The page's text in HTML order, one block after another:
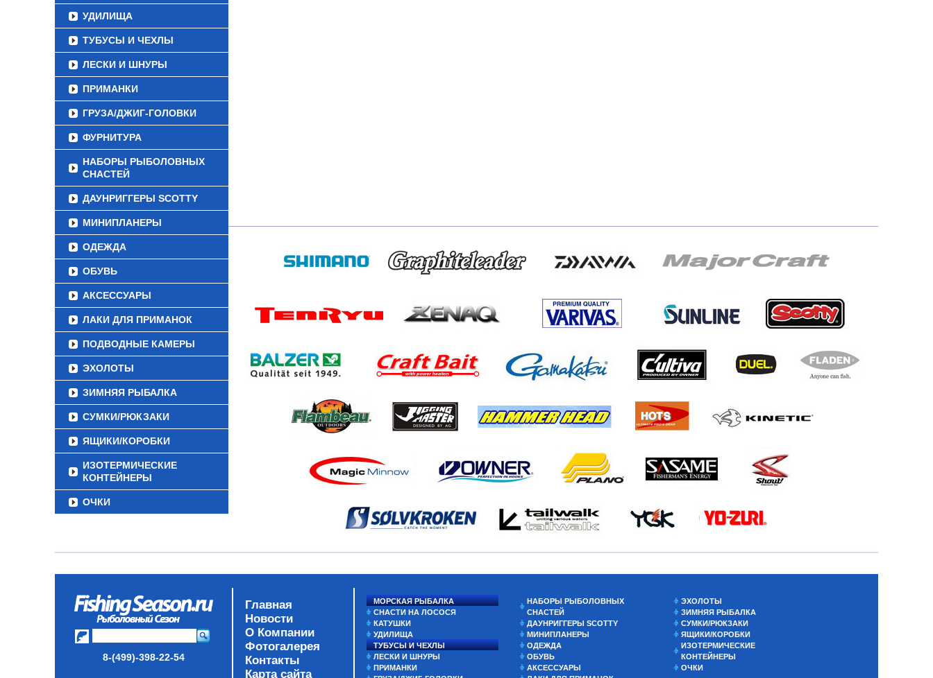
УДИЛИЩА
ТУБУСЫ И ЧЕХЛЫ
ЛЕСКИ И ШНУРЫ
ПРИМАНКИ
ГРУЗА/ДЖИГ-ГОЛОВКИ
ФУРНИТУРА
НАБОРЫ РЫБОЛОВНЫХ
СНАСТЕЙ
ДАУНРИГГЕРЫ SCOTTY
МИНИПЛАНЕРЫ
ОДЕЖДА
ОБУВЬ
АКСЕССУАРЫ
ЛАКИ ДЛЯ ПРИМАНОК
ПОДВОДНЫЕ КАМЕРЫ
ЭХОЛОТЫ
ЗИМНЯЯ РЫБАЛКА
СУМКИ/РЮКЗАКИ
ЯЩИКИ/КОРОБКИ
ИЗОТЕРМИЧЕСКИЕ
КОНТЕЙНЕРЫ
ОЧКИ
8-(499)-398-22-54
Главная
Новости
О Компании
Фотогалерея
Контакты
Карта сайта
МОРСКАЯ РЫБАЛКА
СНАСТИ НА ЛОСОСЯ
КАТУШКИ
УДИЛИЩА
ТУБУСЫ И ЧЕХЛЫ
ЛЕСКИ И ШНУРЫ
ПРИМАНКИ
НАБОРЫ РЫБОЛОВНЫХ
СНАСТЕЙ
ДАУНРИГГЕРЫ SCOTTY
МИНИПЛАНЕРЫ
ОДЕЖДА
ОБУВЬ
АКСЕССУАРЫ
ЭХОЛОТЫ
ЗИМНЯЯ РЫБАЛКА
СУМКИ/РЮКЗАКИ
ЯЩИКИ/КОРОБКИ
ИЗОТЕРМИЧЕСКИЕ
КОНТЕЙНЕРЫ
ОЧКИ